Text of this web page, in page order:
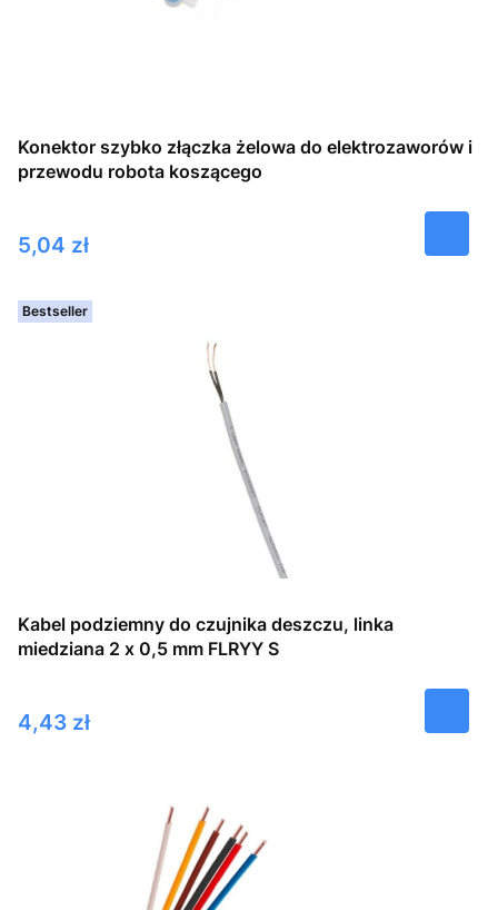
Konektor szybko złączka żelowa do elektrozaworów i
przewodu robota koszącego
Cena
5,04 zł
Bestseller
Kabel podziemny do czujnika deszczu, linka
miedziana 2 x 0,5 mm FLRYY S
Cena
4,43 zł